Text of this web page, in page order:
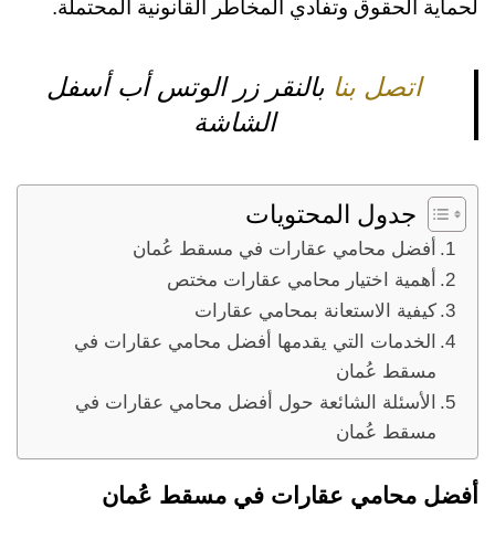
لحماية الحقوق وتفادي المخاطر القانونية المحتملة.
اتصل بنا بالنقر زر الوتس أب أسفل
الشاشة
جدول المحتويات
أفضل محامي عقارات في مسقط عُمان
أهمية اختيار محامي عقارات مختص
كيفية الاستعانة بمحامي عقارات
الخدمات التي يقدمها أفضل محامي عقارات في
مسقط عُمان
الأسئلة الشائعة حول أفضل محامي عقارات في
مسقط عُمان
أفضل محامي عقارات في مسقط عُمان